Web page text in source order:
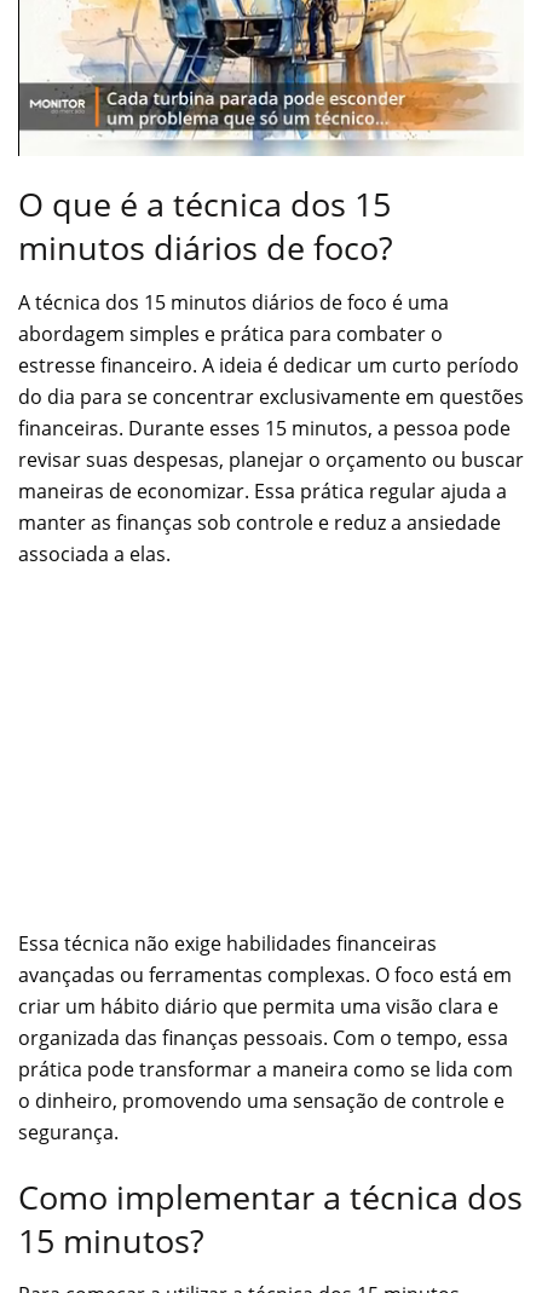
O que é a técnica dos 15
minutos diários de foco?
A técnica dos 15 minutos diários de foco é uma
abordagem simples e prática para combater o
estresse financeiro. A ideia é dedicar um curto período
do dia para se concentrar exclusivamente em questões
financeiras. Durante esses 15 minutos, a pessoa pode
revisar suas despesas, planejar o orçamento ou buscar
maneiras de economizar. Essa prática regular ajuda a
manter as finanças sob controle e reduz a ansiedade
associada a elas.
Essa técnica não exige habilidades financeiras
avançadas ou ferramentas complexas. O foco está em
criar um hábito diário que permita uma visão clara e
organizada das finanças pessoais. Com o tempo, essa
prática pode transformar a maneira como se lida com
o dinheiro, promovendo uma sensação de controle e
segurança.
Como implementar a técnica dos
15 minutos?